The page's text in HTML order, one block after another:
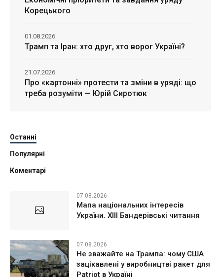
Корецького
Трамп та Іран: хто друг, хто ворог Україні?
01.08.2026
Про «картонні» протести та зміни в уряді: що
треба розуміти — Юрій Сиротюк
21.07.2026
Останні
Популярні
Коментарі
07.08.2026
Мапа національних інтересів
України. ХІІІ Бандерівські читання
07.08.2026
Не зважайте на Трампа: чому США
зацікавлені у виробництві ракет для
Patriot в Україні